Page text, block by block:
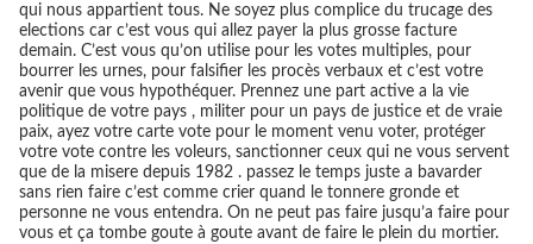
qui nous appartient tous. Ne soyez plus complice du trucage des
elections car c’est vous qui allez payer la plus grosse facture
demain. C’est vous qu’on utilise pour les votes multiples, pour
bourrer les urnes, pour falsifier les procès verbaux et c’est votre
avenir que vous hypothéquer. Prennez une part active a la vie
politique de votre pays , militer pour un pays de justice et de vraie
paix, ayez votre carte vote pour le moment venu voter, protéger
votre vote contre les voleurs, sanctionner ceux qui ne vous servent
que de la misere depuis 1982 . passez le temps juste a bavarder
sans rien faire c’est comme crier quand le tonnere gronde et
personne ne vous entendra. On ne peut pas faire jusqu’a faire pour
vous et ça tombe goute à goute avant de faire le plein du mortier.